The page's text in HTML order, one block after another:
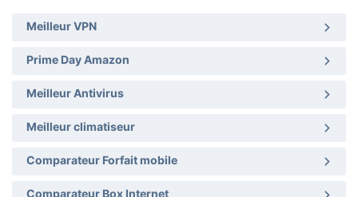
Meilleur VPN
Prime Day Amazon
Meilleur Antivirus
Meilleur climatiseur
Comparateur Forfait mobile